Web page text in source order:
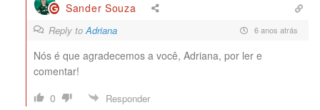
Sander Souza
Reply to Adriana 6 anos atrás
Nós é que agradecemos a você, Adriana, por ler e
comentar!
0
Responder